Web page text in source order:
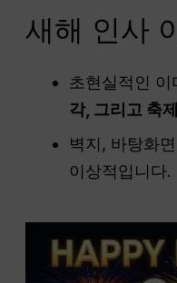
새해 인사
초현실적인 이
각, 그리고 축
벽지, 바탕화
이상적입니다.